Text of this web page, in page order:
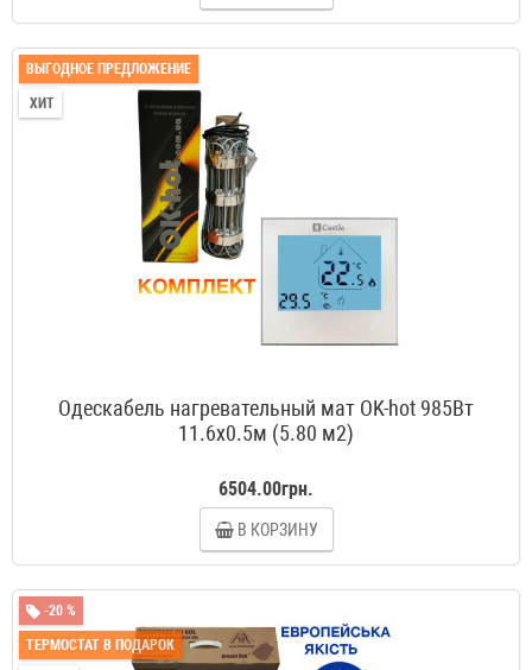
ВЫГОДНОЕ ПРЕДЛОЖЕНИЕ
ХИТ
Одескабель нагревательный мат OK-hot 985Вт
11.6x0.5м (5.80 м2)
6504.00грн.
В КОРЗИНУ
-20 %
ТЕРМОСТАТ В ПОДАРОК